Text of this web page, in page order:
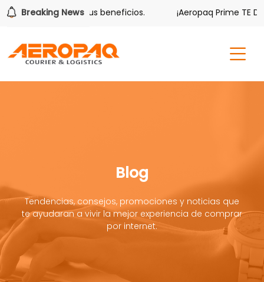
Breaking News
también tiene sus beneficios. ¡Aeropaq Prime TE DA
Blog
Tendencias, consejos, promociones y noticias que
te ayudaran a vivir la mejor experiencia de comprar
por internet.